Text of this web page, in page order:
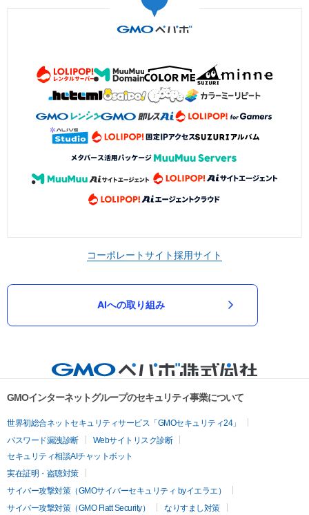
コーポレートサイト採用サイト
AIへの取り組み
GMOインターネットグループのセキュリティ事業について
世界初総合ネットセキュリティサービス「GMOセキュリティ24」
パスワード漏洩診断
Webサイトリスク診断
セキュリティ相談AIチャットボット
実在証明・盗聴対策
サイバー攻撃対策（GMOサイバーセキュリティ byイエラエ）
サイバー攻撃対策（GMO Flatt Security）
なりすまし対策